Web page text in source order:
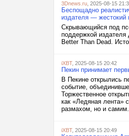
3Dnews.ru , 2025-08-15
Беспощадно
издателя — жестокий
Скрывающийся под
поддержкой издателя
Better Than Dead.
iXBT, 2025-08-15 20:42
Пекин принимает
В Пекине открылись
событие,
Торжественное
как «Ледяная лента»
размахом, но и
iXBT, 2025-08-15 20:49